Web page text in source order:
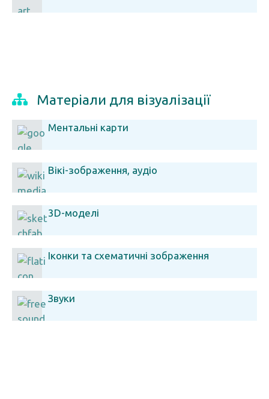
Матеріали для візуалізації
Ментальні карти
Вікі-зображення, аудіо
3D-моделі
Іконки та схематичні зображення
Звуки